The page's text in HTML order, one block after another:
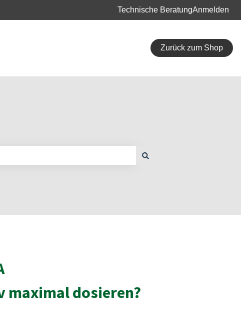
Technische BeratungAnmelden
Zurück zum Shop
dosieren?